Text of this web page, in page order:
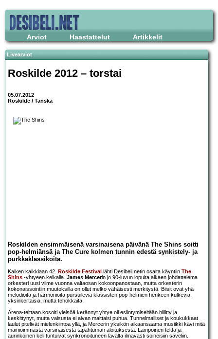
Arviot Haastattelut Artikkelit
Livearviot
Roskilde 2012 – torstai
05.07.2012
Roskilde / Tanska
Roskilden ensimmäisenä varsinaisena päivänä The Shins soitti
pop-helmiänsä ja The Cure kolmen tunnin edestä synkistely- ja
purkkaklassikoita.
Kaiken kaikkiaan 42. Roskilde Festival lähti Desibeli.netin osalta käyntiin The
Shins -yhtyeen keikalla. James Mercerin jo 90-luvun lopulta alkaen johdattelema
orkesteri uusi viime vuonna valtaosan kokoonpanostaan, mutta orkesterin
kokonaissointiin muutoksilla on ollut melko vähäisesti merkitystä. Biisit ovat yhä
melodioita ja harmonioita pursuilevia klassisten pop-helmien henkeen kulkevia,
yksinkertaisia, mutta tehokkaita.
Arena-telttaan kosolti yleisöä kerännyt yhtye oli esiintymiseltään hillitty ja
keskittynyt, mutta vaisusta ei aivan malttaisi puhua. Tunnelmalliset ja koukukkaat
laulut pitelivät mielenkiintoa yllä, ja Mercerin yksikön aikaansaama musiikki kävi mitä
mainioimmasta varsinaisesta tapahtuman aloituksesta. Lämpöinen teltta ja
aurinkoinen keli tuntuivat synkronoituneen lavalta ilmavasti soineisiin säveliin.